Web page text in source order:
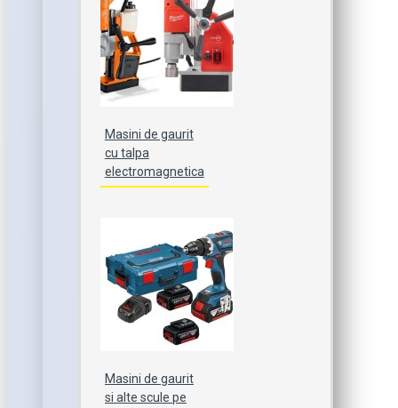
Masini de gaurit
cu talpa
electromagnetica
Masini de gaurit
si alte scule pe